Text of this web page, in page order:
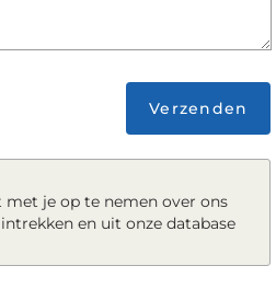
Verzenden
je op te nemen over ons
en uit onze database